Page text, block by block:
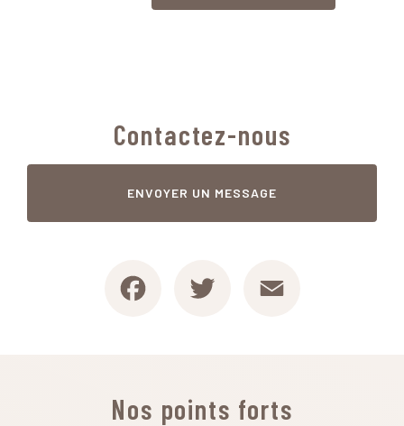
Contactez-nous
ENVOYER UN MESSAGE
Nos points forts